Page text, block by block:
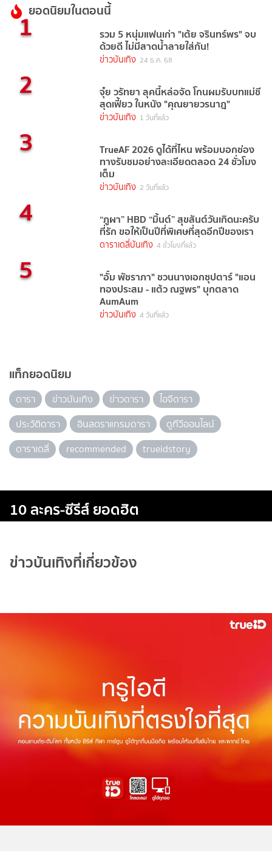
ยอดนิยมในตอนนี้
1 รวม 5 หนุ่มแฟนเก่า "เต้ย จรินทร์พร" จบ
ด้วยดี ไม่มีสาดน้ำลายใส่กัน!
ข่าวบันเทิง 24 ธ.ค. 68
2 จุ๋ย วรัทยา ลุคนี้หล่อจัด โกนผมรับบทแม่ชี
สุดเฟี้ยว ในหนัง "คุณยายวรนาฎ"
ข่าวบันเทิง 1 วันที่แล้ว
3 TrueAF 2026 ดูได้ที่ไหน พร้อมบอกช่อง
ทางรับชมอย่างละเอียดตลอด 24 ชั่วโมง
เต็ม
ข่าวบันเทิง 2 วันที่แล้ว
4 “ภูผา” HBD “มิ้นต์” สุขสันต์วันเกิดนะครับ
ที่รัก ขอให้เป็นปีที่พิเศษที่สุดอีกปีของเรา
ดาราเดลี่บันเทิง 4 ชั่วโมงที่แล้ว
5 "อั้ม พัชราภา" ชวนนางเอกซุปตาร์ "แอน
ทองประสม - แต้ว ณฐพร" บุกตลาด
AumAum
ข่าวบันเทิง 4 วันที่แล้ว
แท็กยอดนิยม
ดารา ข่าวบันเทิง ข่าวดารา
ไอจีดารา
ประวัติดารา
อินสตราแกรมดารา
ดูทีวีออนไลน์
ดาราเดลี่
recommended trueidstory
10 ละคร-ซีรีส์ ยอดฮิต
ข่าวบันเทิงที่เกี่ยวข้อง